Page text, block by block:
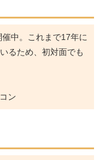
中。これまで17年に
るため、初対面でも
ン